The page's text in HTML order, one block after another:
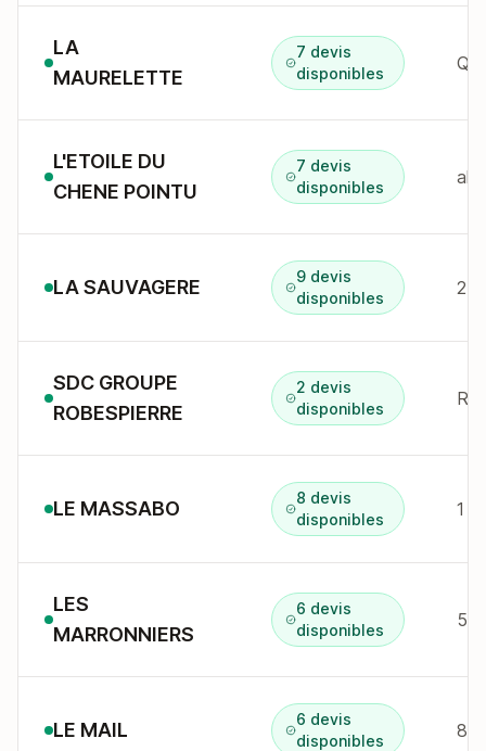
LA
MAURELETTE
7 devis
disponibles
L'ETOILE DU
CHENE POINTU
7 devis
disponibles
all
LA SAUVAGERE
9 devis
disponibles
SDC GROUPE
ROBESPIERRE
2 devis
disponibles
LE MASSABO
8 devis
disponibles
1 r
LES
MARRONNIERS
6 devis
disponibles
56
LE MAIL
6 devis
disponibles